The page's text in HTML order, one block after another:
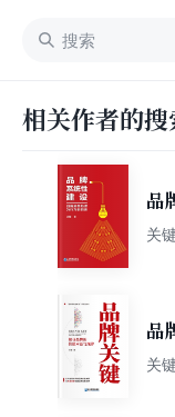
相关作者的搜
品
理
关
品
原
关